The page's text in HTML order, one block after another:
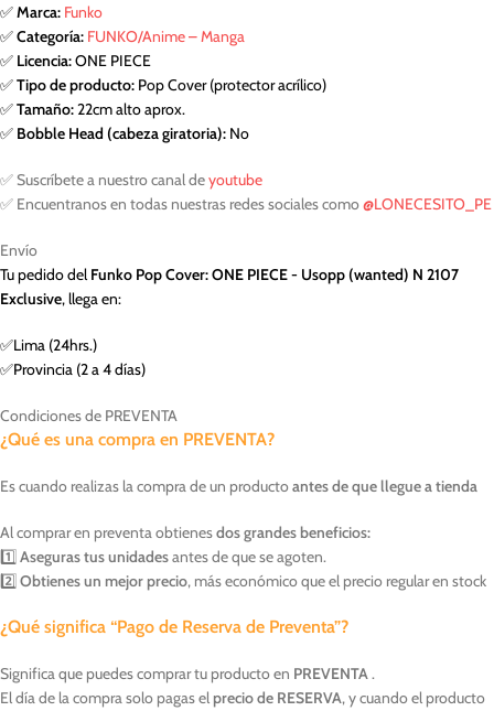
✅Marca: Funko
✅Categoría: FUNKO/Anime – Manga
✅ Licencia:ONE PIECE
✅Tipo de producto: Pop Cover (protector acrílico)
✅Tamaño:22cm alto aprox.
✅ Bobble Head (cabeza giratoria): No
✅ Suscríbete a nuestro canal deyoutube
✅ Encuentranos en todas nuestras redes sociales como@LONECESITO_PE
Envío
Tu pedido delFunko Pop Cover: ONE PIECE - Usopp (wanted) N 2107
Exclusive, llega en:
✅Lima (24hrs.)
✅Provincia (2 a 4 días)
Condiciones de PREVENTA
¿Qué es una compra en PREVENTA?
Es cuando realizas la compra de un productoantes de que llegue a tienda
Al comprar en preventa obtienesdos grandes beneficios:
1️⃣ Aseguras tus unidadesantes de que se agoten.
2️⃣ Obtienes un mejor precio, más económico que el precio regular en stock
¿Qué significa “Pago de Reserva de Preventa”?
Significa que puedes comprar tu producto en PREVENTA.
El día de la compra solo pagas elprecio de RESERVA, y cuando el producto